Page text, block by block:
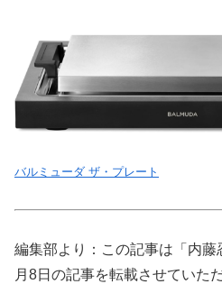
バルミューダ ザ・プレート
編集部より：この記事は「内
月8日の記事を転載させていた